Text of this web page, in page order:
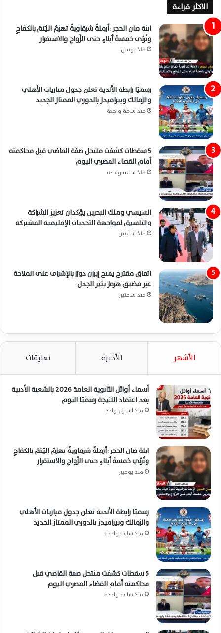
الاكثر قراءة
ابنة صان الحجر :أرملةٌ شرقاويةٌ تهزمُ اليُتمَ بالكفاحِ
وتُربِّي خمسةَ أبناءٍ حتى الزَّواجِ والاستقرار
منذ يومين
رسميًا رابطة الأندية تعلن جدول مباريات الأهلي
والزمالك وبيراميدز بالدوري الممتاز الجديد
منذ ساعة واحدة
5 سقطات كشفت منتحل صفة القاضي قبل محاكمته
أمام القضاء المصري اليوم
منذ ساعة واحدة
السيسي وملك البحرين يؤكدان تعزيز الشراكة
والتنسيق لمواجهة التحديات الإقليمية المشتركة
منذ ساعتين
اتفاق مقترح يمنح إيران دورًا بالإشراف على الملاحة
عبر مضيق هرمز يثير الجدل
منذ ساعتين
الأشهر الأخيرة تعليقات
أسماء أوائل الثانوية العامة 2026 بالشعبة الأدبية
بعد اعتماد النتيجة رسميًا اليوم
منذ أسبوع واحد
ابنة صان الحجر :أرملةٌ شرقاويةٌ تهزمُ اليُتمَ بالكفاحِ
وتُربِّي خمسةَ أبناءٍ حتى الزَّواجِ والاستقرار
منذ يومين
رسميًا رابطة الأندية تعلن جدول مباريات الأهلي
والزمالك وبيراميدز بالدوري الممتاز الجديد
منذ ساعة واحدة
5 سقطات كشفت منتحل صفة القاضي قبل
محاكمته أمام القضاء المصري اليوم
منذ ساعة واحدة